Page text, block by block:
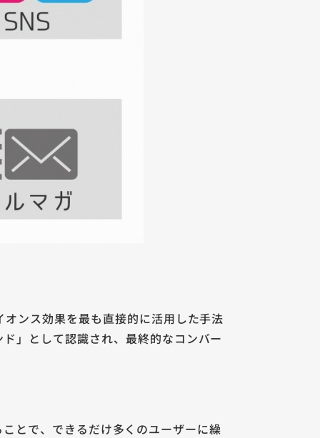
ンス効果を最も直接的に活用した手法
」として認識され、最終的なコンバー
とで、できるだけ多くのユーザーに繰